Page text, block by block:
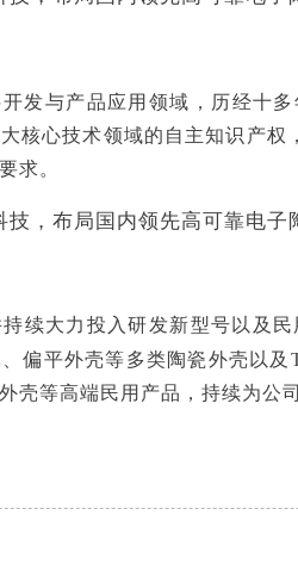
与产品应用领域，历经十多
核心技术领域的自主知识产
求。
续大力投入研发新型号以及
偏平外壳等多类陶瓷外壳以
壳等高端民用产品，持续为公